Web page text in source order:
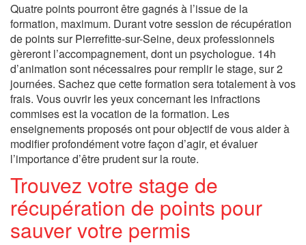
Quatre points pourront être gagnés à l’issue de la
formation, maximum. Durant votre session de récupération
de points sur Pierrefitte-sur-Seine, deux professionnels
gèreront l’accompagnement, dont un psychologue. 14h
d’animation sont nécessaires pour remplir le stage, sur 2
journées. Sachez que cette formation sera totalement à vos
frais. Vous ouvrir les yeux concernant les infractions
commises est la vocation de la formation. Les
enseignements proposés ont pour objectif de vous aider à
modifier profondément votre façon d’agir, et évaluer
l’importance d’être prudent sur la route.
Trouvez votre stage de
récupération de points pour
sauver votre permis